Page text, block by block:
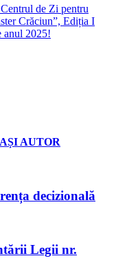
de Zi pentru
Crăciun”, Ediția I
anul 2025!
AUTOR
decizională
Legii nr.